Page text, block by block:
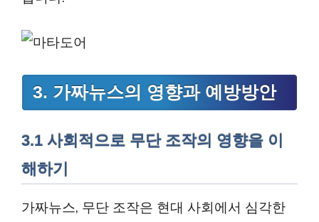
3. 가짜뉴스의 영향과 예방방안
3.1 사회적으로 무단 조작의 영향을 이
해하기
가짜뉴스, 무단 조작은 현대 사회에서 심각한